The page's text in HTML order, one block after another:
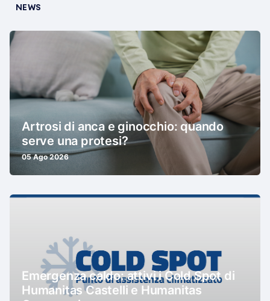
NEWS
Artrosi di anca e ginocchio: quando
serve una protesi?
05 Ago 2026
Emergenza caldo: attivi i Cold Spot di
Humanitas Castelli e Humanitas